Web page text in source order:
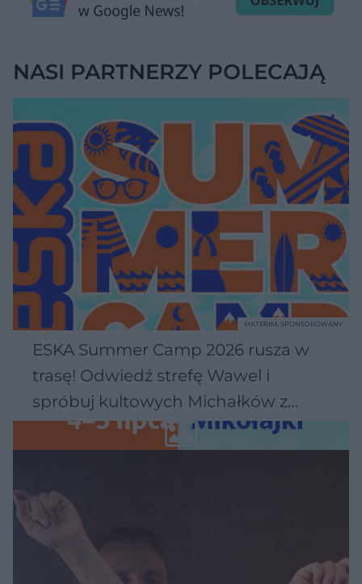
NASI PARTNERZY POLECAJĄ
ESKA Summer Camp 2026 rusza w
trasę! Odwiedź strefę Wawel i
spróbuj kultowych Michałków z
Wawelu
MATERIAŁ SPONSOROWANY